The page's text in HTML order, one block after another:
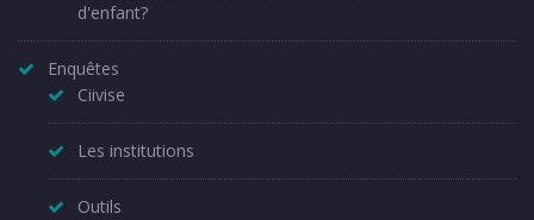
d'enfant?
Enquêtes
Ciivise
Les institutions
Outils